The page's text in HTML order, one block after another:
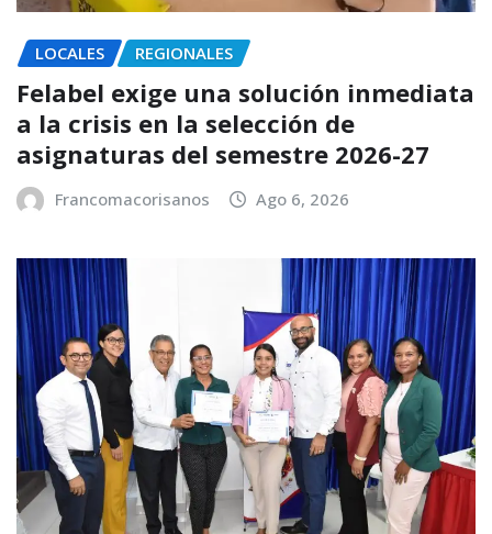
LOCALES REGIONALES
Felabel exige una solución inmediata
a la crisis en la selección de
asignaturas del semestre 2026-27
Francomacorisanos Ago 6, 2026